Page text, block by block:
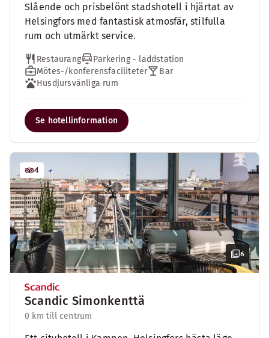
Slående och prisbelönt stadshotell i hjärtat av
Helsingfors med fantastisk atmosfär, stilfulla
rum och utmärkt service.
Restaurang
Parkering - laddstation
Mötes-/konferensfaciliteter
Bar
Husdjursvänliga rum
Se hotellinformation
6
4
Scandic Simonkenttä
0 km till centrum